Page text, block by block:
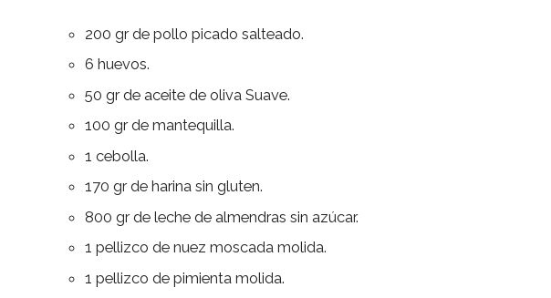
200 gr de pollo picado salteado.
6 huevos.
50 gr de aceite de oliva Suave.
100 gr de mantequilla.
1 cebolla.
170 gr de harina sin gluten.
800 gr de leche de almendras sin azúcar.
1 pellizco de nuez moscada molida.
1 pellizco de pimienta molida.